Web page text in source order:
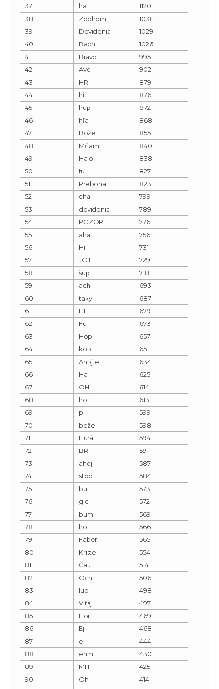
37
ha
1120
38
Zbohom
1038
39
Dovidenia
1029
40
Bach
1026
41
Bravo
995
42
Ave
902
43
HR
879
44
hi
876
45
hup
872
46
hľa
868
47
Bože
855
48
Mňam
840
49
Haló
838
50
fu
827
51
Preboha
823
52
cha
799
53
dovidenia
789
54
POZOR
776
55
aha
756
56
Hi
731
57
JOJ
729
58
šup
718
59
ach
693
60
taky
687
61
HE
679
62
Fu
673
63
Hop
657
64
kop
651
65
Ahojte
634
66
Ha
625
67
OH
614
68
hor
613
69
pi
599
70
bože
598
71
Hurá
594
72
BR
591
73
ahoj
587
74
stop
584
75
bu
573
76
glo
572
77
bum
569
78
hot
566
79
Faber
565
80
Kriste
554
81
Čau
514
82
Och
506
83
lup
498
84
Vitaj
497
85
Hor
469
86
Ej
468
87
ej
444
88
ehm
430
89
MH
425
90
Oh
414